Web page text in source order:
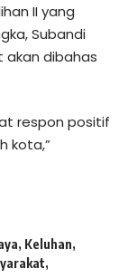
II yang
Subandi
akan dibahas
respon positif
kota,”
, Keluhan,
,